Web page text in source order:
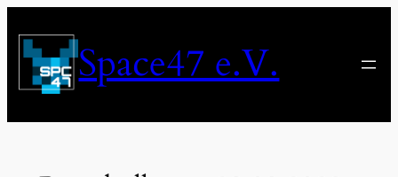
Inhalt
springen
Space47 e.V.